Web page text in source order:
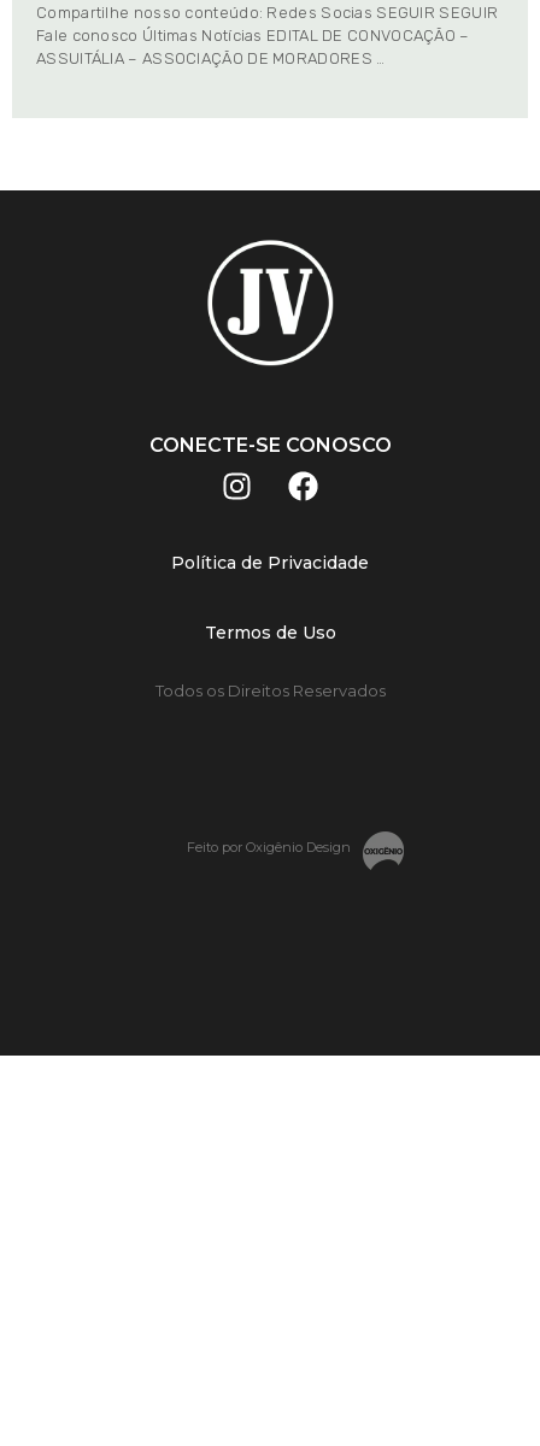
Compartilhe nosso conteúdo: Redes Socias SEGUIR SEGUIR
Fale conosco Últimas Notícias EDITAL DE CONVOCAÇÃO –
ASSUITÁLIA – ASSOCIAÇÃO DE MORADORES …
CONECTE-SE CONOSCO
Política de Privacidade
Termos de Uso
Todos os Direitos Reservados
Feito por Oxigênio Design